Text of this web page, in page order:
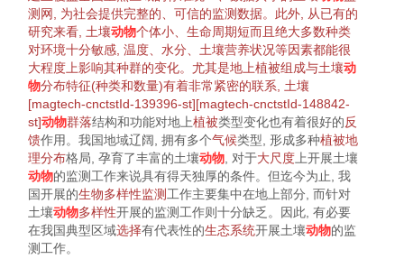
测网, 为社会提供完整的、可信的监测数据。此外, 从已有的
研究来看, 土壤动物个体小、 生命周期短而且绝大多数种类
对环境十分敏感, 温度、水分、土壤营养状况等因素都能很
大程度上影响其种群的变化。尤其是地上植被组成与土壤动
物分布特征(种类和数量)有着非常紧密的联系, 土壤
[magtech-cnctstId-139396-st][magtech-cnctstId-148842-
st]动物群落结构和功能对地上植被类型变化也有着很好的反
馈作用。我国地域辽阔, 拥有多个气候类型, 形成多种植被地
理分布格局, 孕育了丰富的土壤动物 , 对于大尺度 上开展土壤
动物的监测工作来说具有得天独厚的条件。但迄今为止, 我
国开展的生物多样性监测 工作主要集中在地上部分, 而针对
土壤动物多样性开展的监测工作则十分缺乏。因此, 有必要
在我国典型区域选择有代表性的生态系统开展土壤动物的监
测工作。